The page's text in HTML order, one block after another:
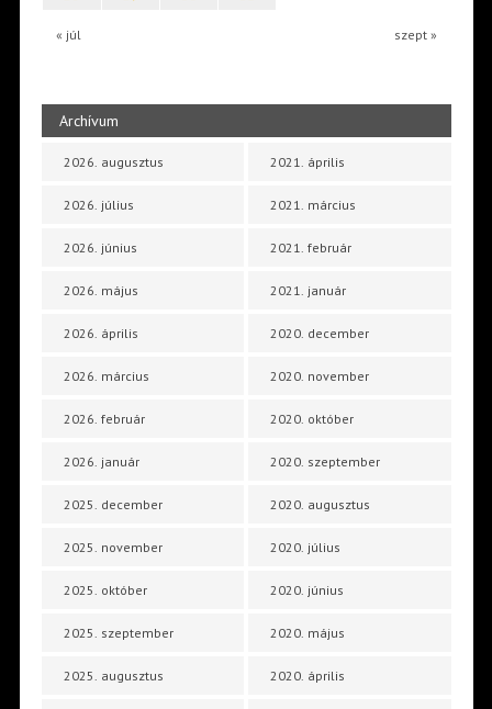
« júl szept »
Archívum
2026. augusztus
2026. július
2026. június
2026. május
2026. április
2026. március
2026. február
2026. január
2025. december
2025. november
2025. október
2025. szeptember
2025. augusztus
2021. április
2021. március
2021. február
2021. január
2020. december
2020. november
2020. október
2020. szeptember
2020. augusztus
2020. július
2020. június
2020. május
2020. április